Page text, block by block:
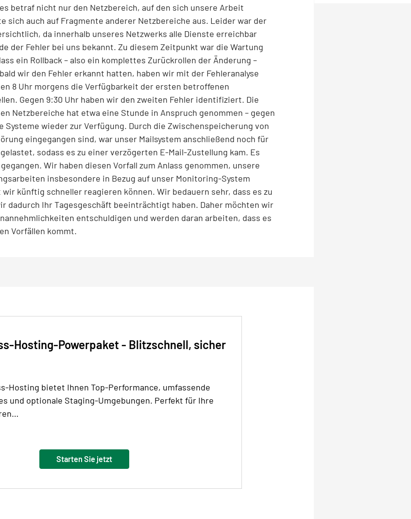
betraf nicht nur den Netzbereich, auf den sich unsere Arbeit
sich auch auf Fragmente anderer Netzbereiche aus. Leider war der
da innerhalb unseres Netzwerks alle Dienste erreichbar
der Fehler bei uns bekannt. Zu diesem Zeitpunkt war die Wartung
ein Rollback – also ein komplettes Zurückrollen der Änderung –
wir den Fehler erkannt hatten, haben wir mit der Fehleranalyse
8 Uhr morgens die Verfügbarkeit der ersten betroffenen
Gegen 9:30 Uhr haben wir den zweiten Fehler identifiziert. Die
Netzbereiche hat etwa eine Stunde in Anspruch genommen – gegen
Systeme wieder zur Verfügung. Durch die Zwischenspeicherung von
eingegangen sind, war unser Mailsystem anschließend noch für
sodass es zu einer verzögerten E-Mail-Zustellung kam. Es
Wir haben diesen Vorfall zum Anlass genommen, unsere
insbesondere in Bezug auf unser Monitoring-System
künftig schneller reagieren können. Wir bedauern sehr, dass es zu
dadurch Ihr Tagesgeschäft beeinträchtigt haben. Daher möchten wir
entschuldigen und werden daran arbeiten, dass es
Vorfällen kommt.
Hosting-Powerpaket - Blitzschnell, sicher
Hosting bietet Ihnen Top-Performance, umfassende
und optionale Staging-Umgebungen. Perfekt für Ihre
Starten Sie jetzt